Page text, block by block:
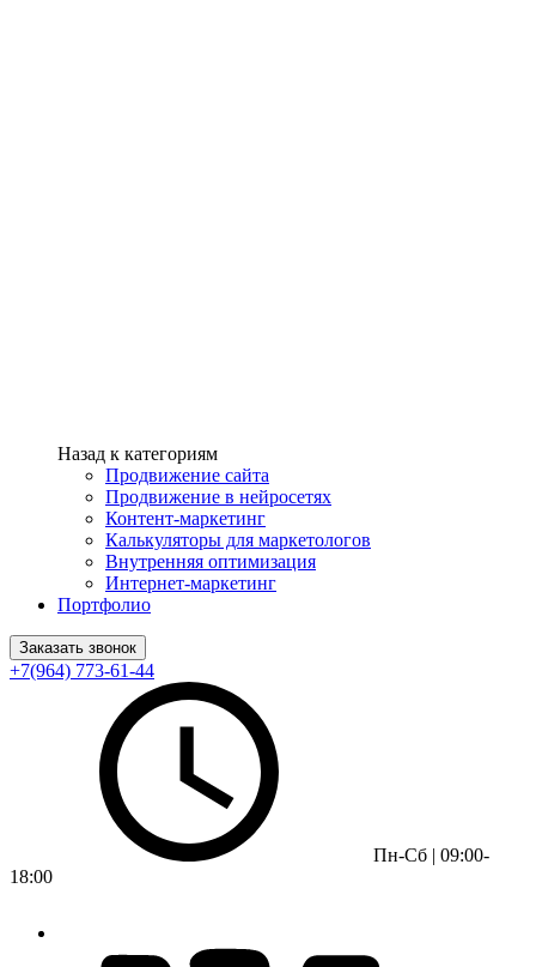
Назад к категориям
Продвижение сайта
Продвижение в нейросетях
Контент-маркетинг
Калькуляторы для маркетологов
Внутренняя оптимизация
Интернет-маркетинг
Портфолио
Заказать звонок
+7(964) 773-61-44
Пн-Сб | 09:00-
18:00